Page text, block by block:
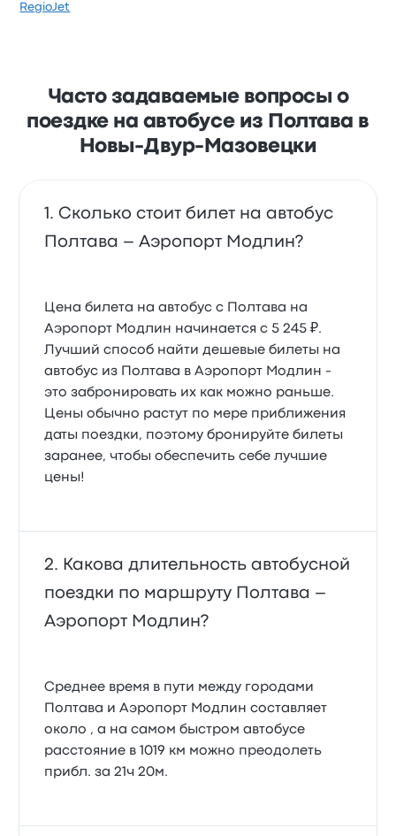
RegioJet
Часто задаваемые вопросы о
поездке на автобусе из Полтава в
Новы-Двур-Мазовецки
Сколько стоит билет на автобус
Полтава – Аэропорт Модлин?
Цена билета на автобус с Полтава на
Аэропорт Модлин начинается с 5 245 ₽.
Лучший способ найти дешевые билеты на
автобус из Полтава в Аэропорт Модлин -
это забронировать их как можно раньше.
Цены обычно растут по мере приближения
даты поездки, поэтому бронируйте билеты
заранее, чтобы обеспечить себе лучшие
цены!
Какова длительность автобусной
поездки по маршруту Полтава –
Аэропорт Модлин?
Среднее время в пути между городами
Полтава и Аэропорт Модлин составляет
около , а на самом быстром автобусе
расстояние в 1019 км можно преодолеть
прибл. за 21ч 20м.